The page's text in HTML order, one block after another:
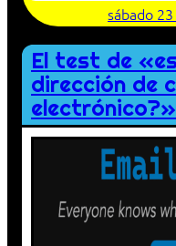
sábado
El test de
dirección de
electrónico?»